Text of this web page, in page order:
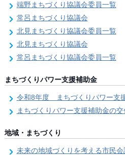
端野まちづくり協議会委員一覧
常呂まちづくり協議会
北見まちづくり協議会委員一覧
北見まちづくり協議会
常呂まちづくり協議会委員一覧
まちづくりパワー支援補助金
令和8年度 まちづくりパワー支援補助金
まちづくりパワー支援補助金の交
地域・まちづくり
未来の地域づくりを考える市民会